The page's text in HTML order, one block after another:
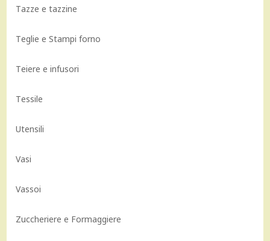
Tazze e tazzine
Teglie e Stampi forno
Teiere e infusori
Tessile
Utensili
Vasi
Vassoi
Zuccheriere e Formaggiere